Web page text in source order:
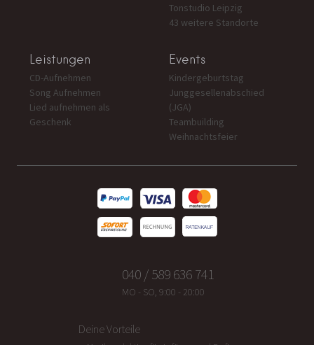
Tonstudio Leipzig
43 weitere Standorte
Leistungen
CD-Aufnehmen
Song Aufnehmen
Lied aufnehmen als
Geschenk
Events
Kindergeburtstag
Junggesellenabschied
(JGA)
Teambuilding
Weihnachtsfeier
040 / 589 636 741
MO - SO, 9:00 - 20:00
Deine Vorteile